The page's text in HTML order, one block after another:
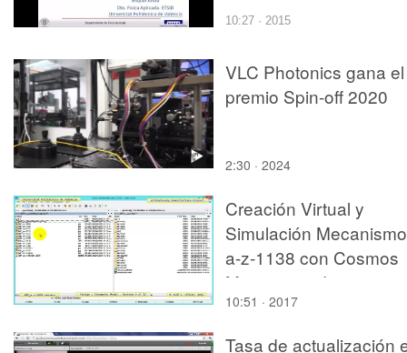
10:27 · 2015
VLC Photonics gana el
premio Spin-off 2020
2:30 · 2024
Creación Virtual y
Simulación Mecanismo
a-z-1138 con Cosmos
Motion - 03 de 12
10:51 · 2017
Tasa de actualización